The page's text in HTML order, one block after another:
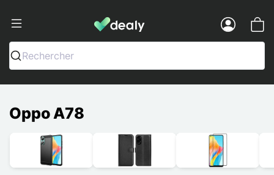
Dealy - Kotelot ja tarvikkeet
Rechercher
Oppo A78